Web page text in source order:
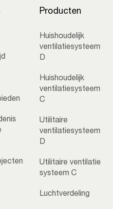
Producten
Huishoudelijk
ventilatiesysteem
D
Huishoudelijk
ventilatiesysteem
C
Utilitaire
ventilatiesysteem
D
Utilitaire ventilatie
systeem C
Luchtverdeling